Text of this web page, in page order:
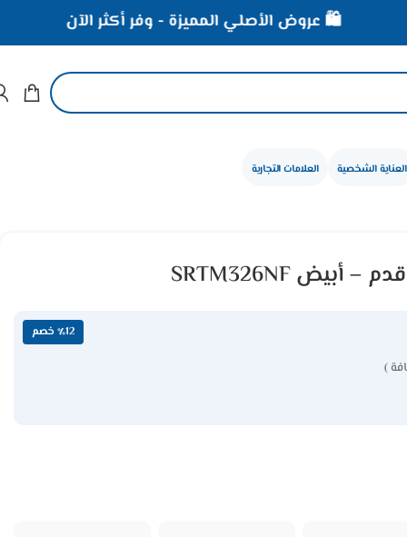
العناية الشخصية العلامات التجارية
٪12 خصم
)
🛍️ عروض الأصلي المميزة - وفر أكثر الآن